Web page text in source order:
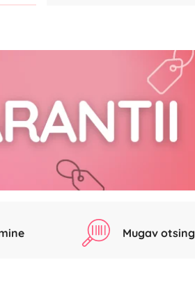
Mugav otsing